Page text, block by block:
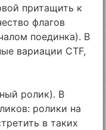
притащить к
флагов
поединка). В
вариации CTF,
ролик). В
ролики на
в таких